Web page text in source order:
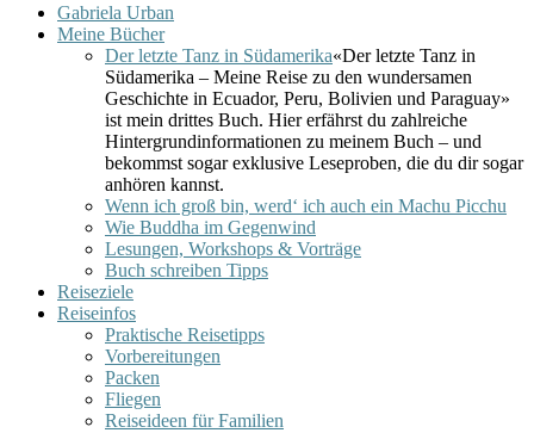
Gabriela Urban
Meine Bücher
Der letzte Tanz in Südamerika«Der letzte Tanz in
Südamerika – Meine Reise zu den wundersamen
Geschichte in Ecuador, Peru, Bolivien und Paraguay»
ist mein drittes Buch. Hier erfährst du zahlreiche
Hintergrundinformationen zu meinem Buch – und
bekommst sogar exklusive Leseproben, die du dir sogar
anhören kannst.
Wenn ich groß bin, werd‘ ich auch ein Machu Picchu
Wie Buddha im Gegenwind
Lesungen, Workshops & Vorträge
Buch schreiben Tipps
Reiseziele
Reiseinfos
Praktische Reisetipps
Vorbereitungen
Packen
Fliegen
Reiseideen für Familien